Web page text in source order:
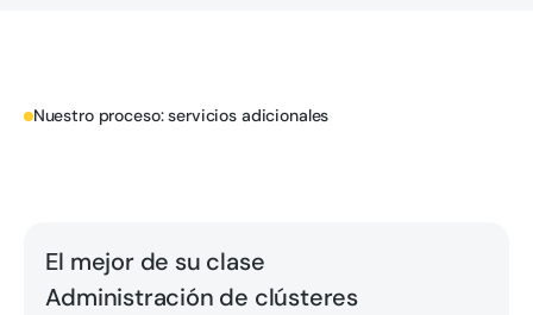
Nuestro proceso: servicios adicionales
El mejor de su clase
Administración de clústeres